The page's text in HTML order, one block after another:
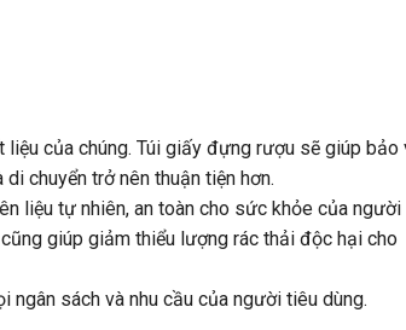
của chúng. Túi giấy đựng rượu sẽ giúp bảo
chuyển trở nên thuận tiện hơn.
liệu tự nhiên, an toàn cho sức khỏe của người
giúp giảm thiểu lượng rác thải độc hại cho
sách và nhu cầu của người tiêu dùng.